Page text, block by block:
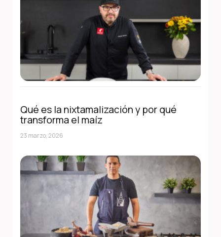
Qué es la nixtamalización y por qué
transforma el maíz
23 marzo, 2026